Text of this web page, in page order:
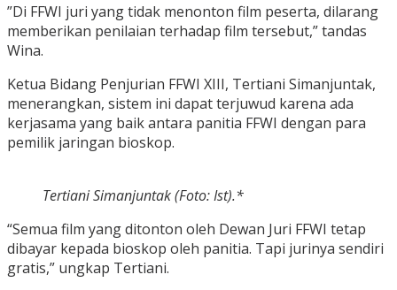
”Di FFWI juri yang tidak menonton film peserta, dilarang
memberikan penilaian terhadap film tersebut,” tandas
Wina.
Ketua Bidang Penjurian FFWI XIII, Tertiani Simanjuntak,
menerangkan, sistem ini dapat terjuwud karena ada
kerjasama yang baik antara panitia FFWI dengan para
pemilik jaringan bioskop.
Tertiani Simanjuntak (Foto: Ist).*
“Semua film yang ditonton oleh Dewan Juri FFWI tetap
dibayar kepada bioskop oleh panitia. Tapi jurinya sendiri
gratis,” ungkap Tertiani.